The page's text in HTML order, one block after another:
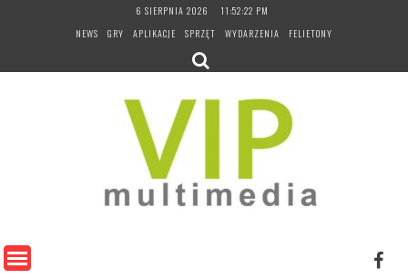
6 SIERPNIA 2026
11:52:23 PM
NEWS
GRY APLIKACJE SPRZĘT WYDARZENIA FELIETONY